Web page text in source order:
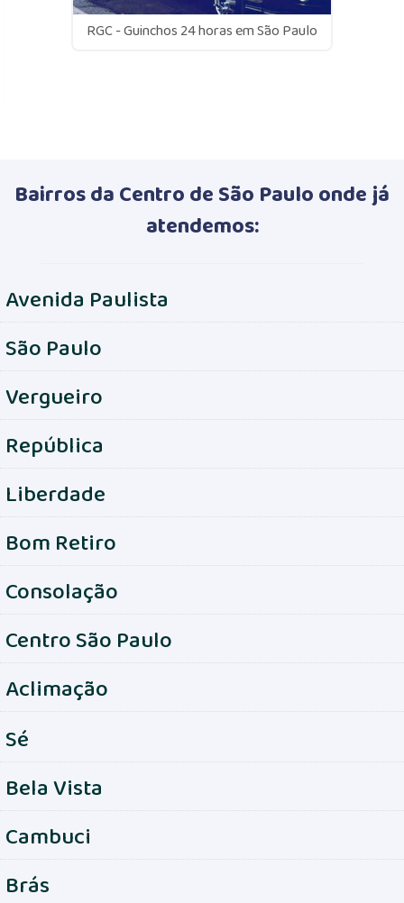
RGC - Guinchos 24 horas em São Paulo
Bairros da Centro de São Paulo onde já
atendemos:
Avenida Paulista
São Paulo
Vergueiro
República
Liberdade
Bom Retiro
Consolação
Centro São Paulo
Aclimação
Sé
Bela Vista
Cambuci
Brás